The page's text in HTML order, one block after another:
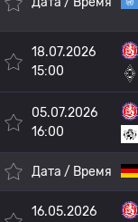
18.07.2026
15:00
05.07.2026
16:00
Дата / Время
16.05.2026